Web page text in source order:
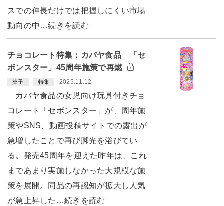
スでの伸長だけでは把握しにくい市場
動向の中…続きを読む
チョコレート特集：カバヤ食品 「セ
ボンスター」45周年施策で再燃
菓子 特集 2025.11.12
カバヤ食品の女児向け玩具付きチョ
コレート「セボンスター」が、周年施
策やSNS、動画投稿サイトでの露出が
急増したことで再び脚光を浴びてい
る。発売45周年を迎えた昨年は、これ
まであまり実施しなかった大規模な施
策を展開。同品の再認知が拡大し人気
が急上昇した…続きを読む